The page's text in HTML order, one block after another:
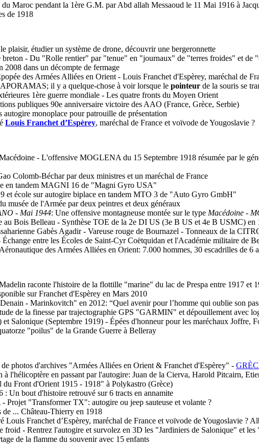
Maroc pendant la 1ère G.M. par Abd allah Messaoud le 11 Mai 1916 à
de 1918
plaisir, étudier un système de drone, découvrir une bergeronnette
- Du "Rolle rentier" par "tenue" en "journaux" de "terres froides" et de
dans un décompte de fermage
des Armées Alliées en Orient - Louis Franchet d'Espèrey, maréchal de
il y a quelque-chose à voir lorsque le pointeur de la souris se
1ère guerre mondiale - Les quatre fronts du Moyen Orient
publiques 90e anniversaire victoire des AAO (France, Grèce, Serbie)
autogire monoplace pour patrouille de présentation
Louis Franchet d’Espèrey, maréchal de France et voïvode de Yougoslavie ?
- L'offensive MOGLENA du 15 Septembre 1918 résumée par le
Colomb-Béchar par deux ministres et un maréchal de France
en tandem MAGNI 16 de "Magni Gyro USA"
et école sur autogire biplace en tandem MTO 3 de "Auto Gyro GmbH"
musée de l'Armée par deux peintres et deux généraux
- Mai 1944: Une offensive montagneuse montée sur le type Macédoine -
au Bois Belleau - Synthèse TOE de la 2e DI US (3e B US et 4e B USMC) en
Gabès Agadir - Vareuse rouge de Bournazel - Tonneaux de la
entre les Écoles de Saint-Cyr Coëtquidan et l'Académie militaire de
des Armées Alliées en Orient: 7.000 hommes, 30 escadrilles de 6
raconte l'histoire de la flottille "marine" du lac de Prespa entre 1917 et
sur Franchet d'Espèrey en Mars 2010
- Marinkovitch" en 2012: “Quel avenir pour l’homme qui oublie son
de la finesse par trajectographie GPS "GARMIN" et dépouillement
Salonique (Septembre 1919) - Épées d'honneur pour les maréchaux Joffre,
"poilus" de la Grande Guerre à Belleray
photos d'archives "Armées Alliées en Orient & Franchet d'Espèrey" -
à l'hélicoptère en passant par l'autogire: Juan de la Cierva, Harold Pitcairn,
Front d'Orient 1915 - 1918" à Polykastro (Grèce)
Un bout d'histoire retrouvé sur 6 tracts en annamite
"Transformer TX": autogire ou jeep sauteuse et volante ?
de ... Château-Thierry en 1918
Louis Franchet d’Espèrey, maréchal de France et voïvode de Yougoslavie ?
froid - Rentrez l'autogire et survolez en 3D les "Jardiniers de Salonique" et
de la flamme du souvenir avec 15 enfants